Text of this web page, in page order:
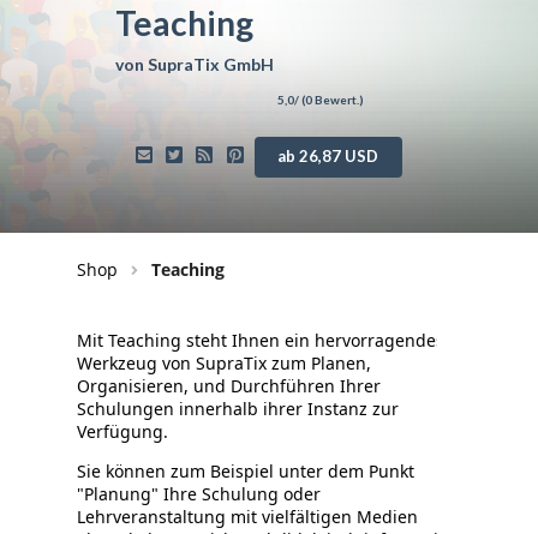
Teaching
vonSupraTix GmbH
5,0/ (0Bewert.)
ab 26,87 USD
Shop Teaching